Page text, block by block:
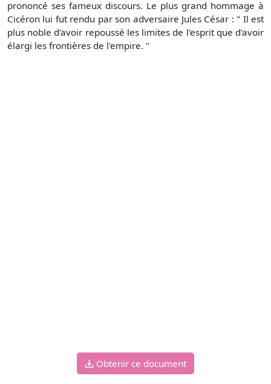
prononcé ses fameux discours. Le plus grand hommage à
Cicéron lui fut rendu par son adversaire Jules César : " Il est
plus noble d'avoir repoussé les limites de l'esprit que d'avoir
élargi les frontières de l'empire. "
Obtenir ce document